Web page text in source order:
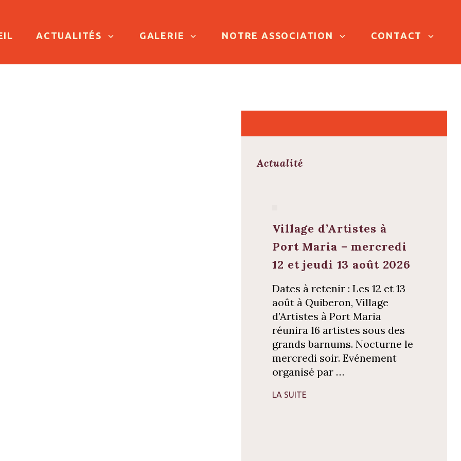
ACTUALITÉS GALERIE NOTRE ASSOCIATION CONTACT
Actualité
Village d’Artistes à
Port Maria – mercredi
12 et jeudi 13 août 2026
Dates à retenir : Les 12 et 13
août à Quiberon, Village
d’Artistes à Port Maria
réunira 16 artistes sous des
grands barnums. Nocturne le
mercredi soir. Evénement
organisé par …
LA SUITE